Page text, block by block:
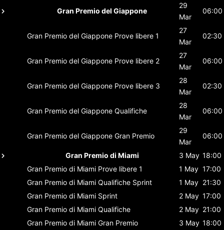
Gran Premio del Giappone
29
Mar
06:00
Gran Premio del Giappone Prove libere 1
27
Mar
02:30
Gran Premio del Giappone Prove libere 2
27
Mar
06:00
Gran Premio del Giappone Prove libere 3
28
Mar
02:30
Gran Premio del Giappone Qualifiche
28
Mar
06:00
Gran Premio del Giappone Gran Premio
29
Mar
06:00
Gran Premio di Miami 3 May 18:00
Gran Premio di Miami Prove libere 1 1 May 17:00
Gran Premio di Miami Qualifiche Sprint 1 May 21:30
Gran Premio di Miami Sprint 2 May 17:00
Gran Premio di Miami Qualifiche 2 May 21:00
Gran Premio di Miami Gran Premio 3 May 18:00